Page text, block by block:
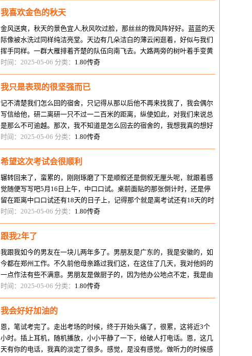
我喜欢金色的秋天
金风送爽，秋天的景色宜人,秋风吹过脸，那丝丝的微风阵好好。蓝蓝的天
际像被水洗过同样纯洁亮堂。天边有几朵洁白的薄云闲逛着，好似与我们
挥手同样。一群大雁排着齐楚的队伍向南飞去。大路两旁的树叶着手变黄
了，一片片打着旋儿往下落，像
时间：2025-05-06 分类： 1.80传奇
我只是表现的很坚强而已
记不清楚我们怎么回的宿舍，只记得从那以后他不再来找我了，我会偶尔
写信给他，研二离研一只不过一二百米的距离，纵使如此，对我们来说总
是那么不可逾越。那次，我不知道是怎么回去的宿舍的，我想我真的想好
了，我只希望，也最后的希望他不
时间：2025-05-06 分类： 1.80传奇
希望这次考试会很顺利
辗转回来了，蛮累的，刚刚琢磨了下是顺叙还是倒叙无厘头呢，就跟着感
觉随便写写吧5月16日上午，中口口试。桌前面贴的那张倒计时，还是停
留在距离中口口试还有18天的日子上，记得那个就是离考试还有18天的时
候自己看不进去书的时候做的。揭
时间：2025-05-06 分类： 1.80传奇
跟我2年了
我跟我如今的男友在一块儿两年多了。男朋友是广东的，我是安徽的，如
今都在郑州工作。不久前他母亲路过我们这，在这住了几天，我对他妈的
一点作法有些不满意。男朋友是做厨子的，因为他办公地点不定，我是由
于他才来郑州工作的。说话时的这
时间：2025-05-06 分类： 1.80传奇
我会好好加油的
恩，笔试考完了。走出考场的时候，终于开始头痛了，很累，这将近3个
小时。插上耳机，随机播放，小小平静了一下，给破人打电话。恩，这几
天有你的电话，我真的淡定了很多。感觉，是没有感觉。做听力的时候感